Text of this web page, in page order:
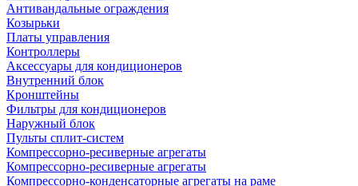
Антивандальные ограждения
Козырьки
Платы управления
Контроллеры
Аксессуары для кондиционеров
Внутренний блок
Кронштейны
Фильтры для кондиционеров
Наружный блок
Пульты сплит-систем
Компрессорно-ресиверные агрегаты
Компрессорно-ресиверные агрегаты
Компрессорно-конденсаторные агрегаты на раме